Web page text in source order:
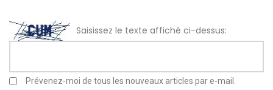
Saisissez le texte affiché ci-dessus:
Prévenez-moi de tous les nouveaux articles par e-mail.